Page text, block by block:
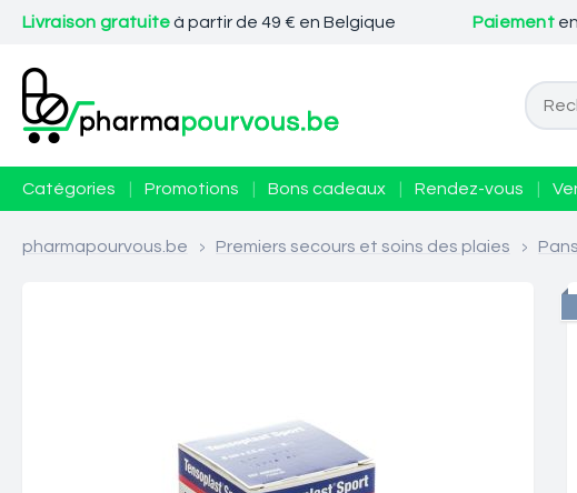
Livraison gratuiteà partir de 49 € en Belgique Paiement
Catégories Promotions Bons cadeaux Rendez-vous
pharmapourvous.be > Premiers secours et soins des plaies >